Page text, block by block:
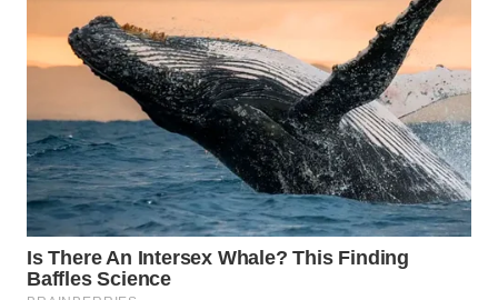
WN
MAJALENGKA
SUBANG
WN
SUKABUMI
WN
PURWAKARTA